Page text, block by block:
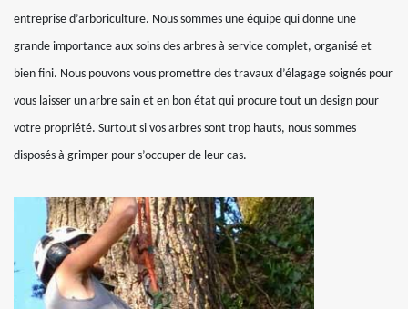
entreprise d’arboriculture. Nous sommes une équipe qui donne une
grande importance aux soins des arbres à service complet, organisé et
bien fini. Nous pouvons vous promettre des travaux d’élagage soignés pour
vous laisser un arbre sain et en bon état qui procure tout un design pour
votre propriété. Surtout si vos arbres sont trop hauts, nous sommes
disposés à grimper pour s’occuper de leur cas.